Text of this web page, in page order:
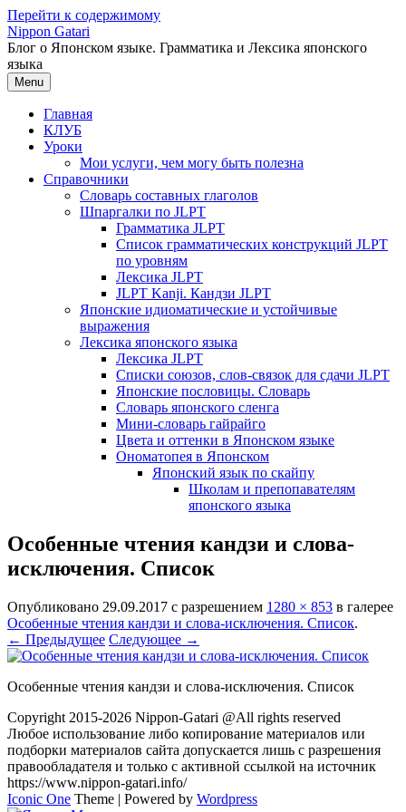
Перейти к содержимому
Nippon Gatari
Блог о Японском языке. Грамматика и Лексика японского
языка
Menu
Главная
КЛУБ
Уроки
Мои услуги, чем могу быть полезна
Справочники
Словарь составных глаголов
Шпаргалки по JLPT
Грамматика JLPT
Список грамматических конструкций JLPT
по уровням
Лексика JLPT
JLPT Kanji. Кандзи JLPT
Японские идиоматические и устойчивые
выражения
Лексика японского языка
Лексика JLPT
Списки союзов, слов-связок для сдачи JLPT
Японские пословицы. Словарь
Словарь японского сленга
Мини-словарь гайрайго
Цвета и оттенки в Японском языке
Ономатопея в Японском
Японский язык по скайпу
Школам и препопавателям
японского языка
Особенные чтения кандзи и слова-
исключения. Список
Опубликовано 29.09.2017 с разрешением 1280 × 853 в галерее
Особенные чтения кандзи и слова-исключения. Список.
← Предыдущее Следующее →
Особенные чтения кандзи и слова-исключения. Список
Copyright 2015-2026 Nippon-Gatari @All rights reserved
Любое использование либо копирование материалов или
подборки материалов сайта допускается лишь с разрешения
правообладателя и только с активной ссылкой на источник
https://www.nippon-gatari.info/
Iconic One Theme | Powered by Wordpress